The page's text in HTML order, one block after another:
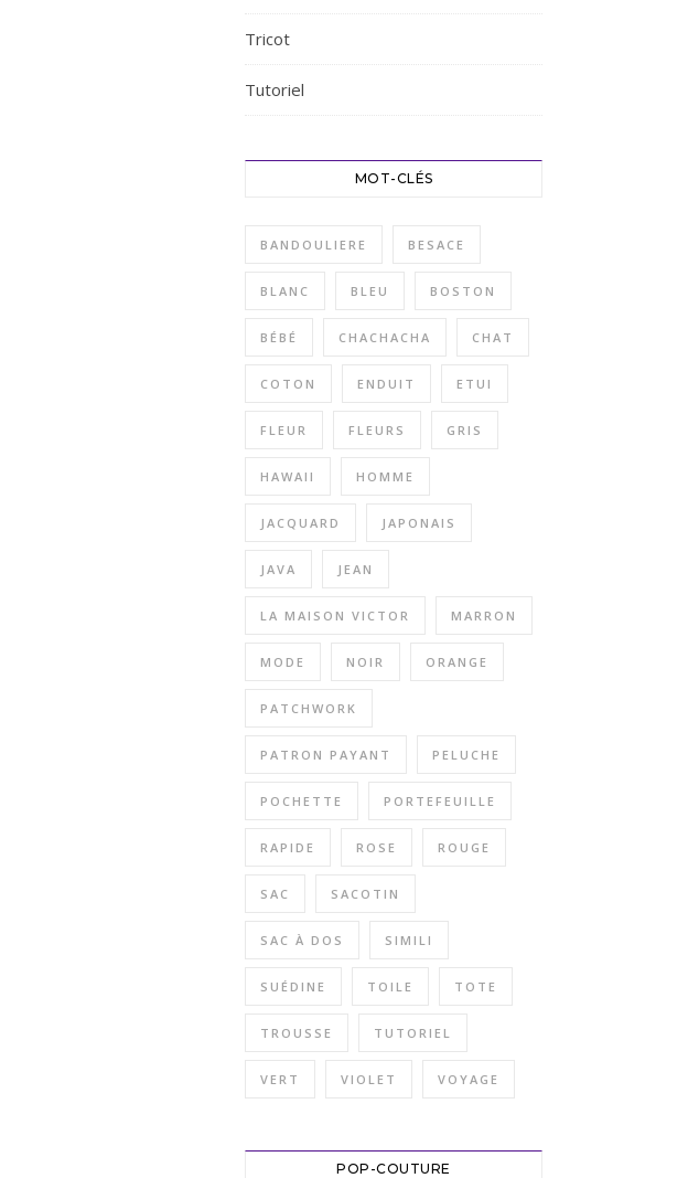
Tricot
Tutoriel
MOT-CLÉS
BANDOULIERE BESACE
BLANC BLEU BOSTON
BÉBÉ CHACHACHA CHAT
COTON ENDUIT ETUI
FLEUR FLEURS GRIS
HAWAII HOMME
JACQUARD JAPONAIS
JAVA JEAN
LA MAISON VICTOR MARRON
MODE NOIR ORANGE
PATCHWORK
PATRON PAYANT PELUCHE
POCHETTE PORTEFEUILLE
RAPIDE ROSE ROUGE
SAC SACOTIN
SAC À DOS SIMILI
SUÉDINE TOILE TOTE
TROUSSE TUTORIEL
VERT VIOLET VOYAGE
POP-COUTURE